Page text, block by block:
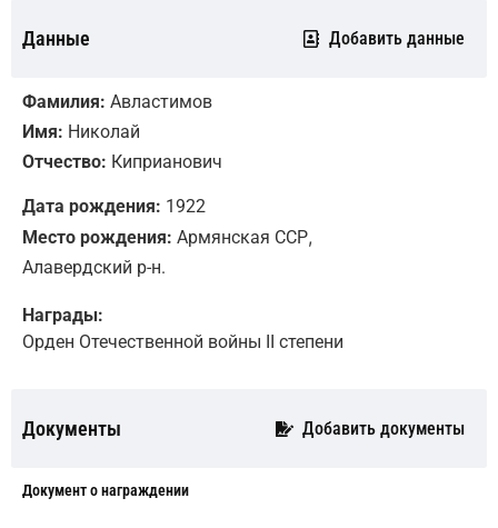
Данные Добавить данные
Фамилия: Авластимов
Имя: Николай
Отчество: Киприанович
Дата рождения: 1922
Место рождения: Армянская ССР,
Алавердский р-н.
Награды:
Орден Отечественной войны II степени
Документы Добавить документы
Документ о награждении